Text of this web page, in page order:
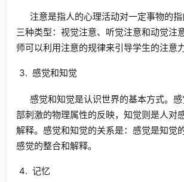
注意是指人的心理活动对一定事物的
三种类型：视觉注意、听觉注意和动觉注
师可以利用注意的规律来引导学生的注意力
感觉和知觉
感觉和知觉是认识世界的基本方式。
部刺激的物理属性的反映，知觉则是人对
解释。感觉和知觉的关系是：感觉是知觉
感觉的整合和解释。
记忆